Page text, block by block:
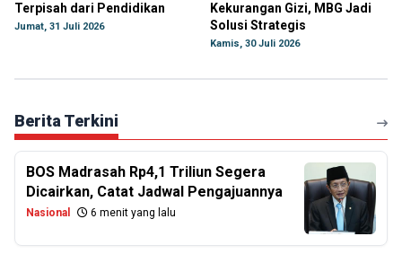
Terpisah dari Pendidikan
Jumat, 31 Juli 2026
Kekurangan Gizi, MBG Jadi
Solusi Strategis
Kamis, 30 Juli 2026
Berita Terkini
BOS Madrasah Rp4,1 Triliun Segera
Dicairkan, Catat Jadwal Pengajuannya
Nasional 6 menit yang lalu